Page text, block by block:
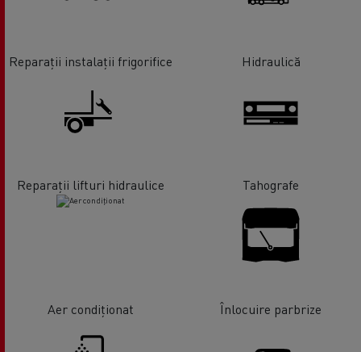
Reparații instalații frigorifice Hidraulică
Reparații lifturi hidraulice Tahografe
Aer condiționat Înlocuire parbrize